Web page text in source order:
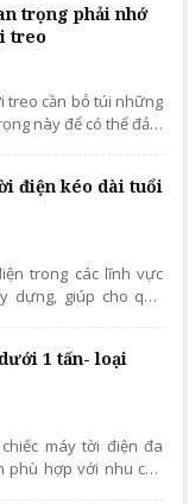
trọng phải nhớ
treo
treo cần bỏ túi những
này để có thể đảm
điện kéo dài tuổi
trong các lĩnh vực
dựng, giúp cho quá
1 tấn- loại
máy tời điện đa
phù hợp với nhu cầu